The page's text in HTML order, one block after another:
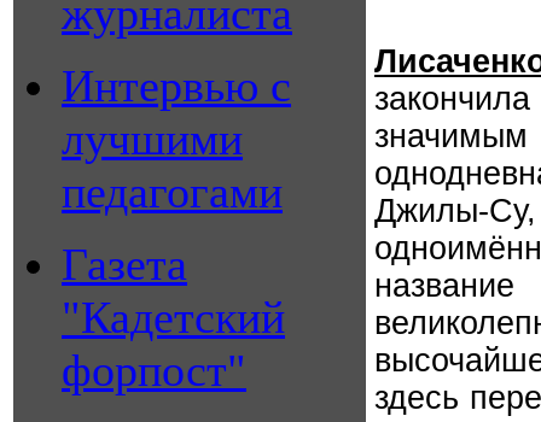
журналиста
Интервью с
лучшими
педагогами
Газета
"Кадетский
форпост"
Джилы-Су,
здесь